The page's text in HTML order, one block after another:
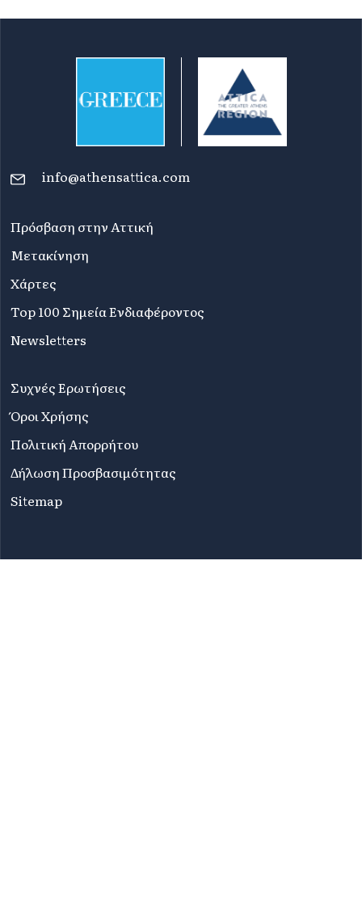
info@athensattica.com
Πρόσβαση στην Αττική
Μετακίνηση
Χάρτες
Top 100 Σημεία Ενδιαφέροντος
Newsletters
Συχνές Ερωτήσεις
Όροι Χρήσης
Πολιτική Απορρήτου
Δήλωση Προσβασιμότητας
Sitemap